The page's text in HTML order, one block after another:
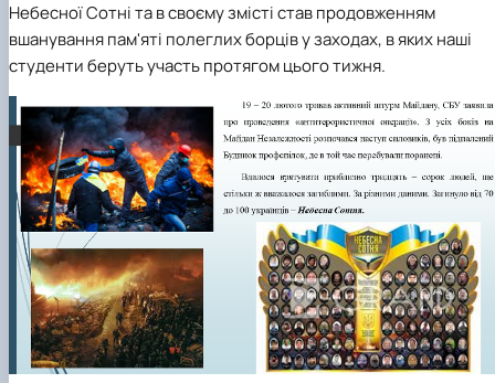
Небесної Сотні та в своєму змісті став продовженням
вшанування пам'яті полеглих борців у заходах, в яких наші
студенти беруть участь протягом цього тижня.